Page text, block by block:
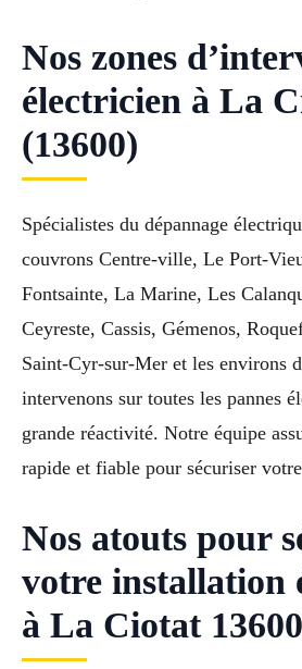
Nos zones
électricien à La
(13600)
Spécialistes du dépannage
couvrons Centre-ville, Le Port-
Fontsainte, La Marine, Les
Ceyreste, Cassis, Gémenos,
Saint-Cyr-sur-Mer et les environs
intervenons sur toutes les pannes
grande réactivité. Notre équipe
rapide et fiable pour sécuriser
Nos atouts pour
votre installation
à La Ciotat 13600